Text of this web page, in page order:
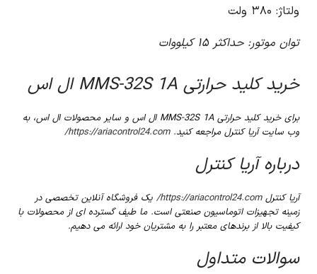
ولتاژ: ۳۸۰ ولت
توان موتور: حداکثر ۱۵ کیلووات
خرید کلید حرارتی MMS-32S 1A ال اس
برای خرید کلید حرارتی MMS-32S 1A ال اس و سایر محصولات ال اس، به
وب سایت آریا کنترل مراجعه کنید.https://ariacontrol24.com/
درباره آریا کنترل
آریا کنترلhttps://ariacontrol24.com/ یک فروشگاه آنلاین تخصصی در
زمینه تجهیزات اتوماسیون صنعتی است. ما طیف گسترده ای از محصولات با
کیفیت بالا از برندهای معتبر را به مشتریان خود ارائه می دهیم.
سوالات متداول